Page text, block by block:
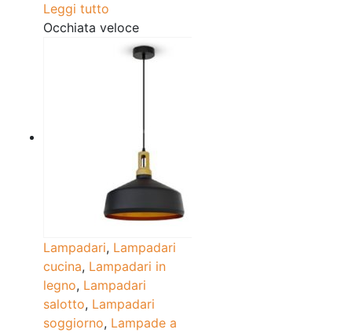
Leggi tutto
Occhiata veloce
Lampadari, Lampadari
cucina, Lampadari in
legno, Lampadari
salotto, Lampadari
soggiorno, Lampade a